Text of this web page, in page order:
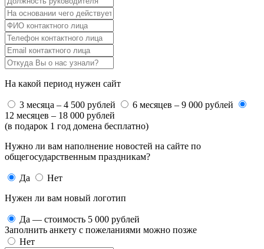
На какой период нужен сайт
3 месяца – 4 500 рублей
6 месяцев – 9 000 рублей
12 месяцев – 18 000 рублей
(в подарок 1 год домена бесплатно)
Нужно ли вам наполнение новостей на сайте по
общегосударственным праздникам?
Да
Нет
Нужен ли вам новый логотип
Да — стоимость 5 000 рублей
Заполнить анкету с пожеланиями можно позже
Нет